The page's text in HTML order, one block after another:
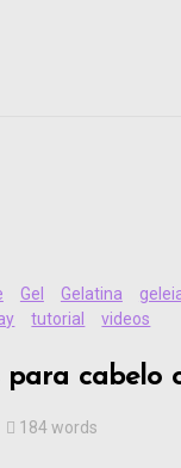
Gel Gelatina
tutorial videos
para cabelo
184 words